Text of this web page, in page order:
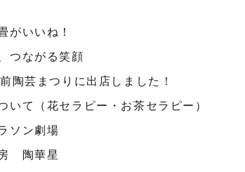
がいいね！
つながる笑顔
陶芸まつりに出店しました！
いて（花セラピー・お茶セラピー）
ソン劇場
陶華星